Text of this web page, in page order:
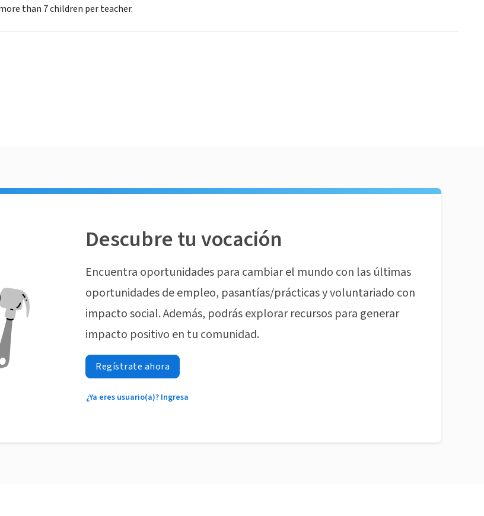
than 7 children per teacher.
Descubre tu vocación
Encuentra oportunidades para cambiar el mundo con las últimas
oportunidades de empleo, pasantías/prácticas y voluntariado con
impacto social. Además, podrás explorar recursos para generar
impacto positivo en tu comunidad.
Regístrate ahora
¿Ya eres usuario(a)? Ingresa